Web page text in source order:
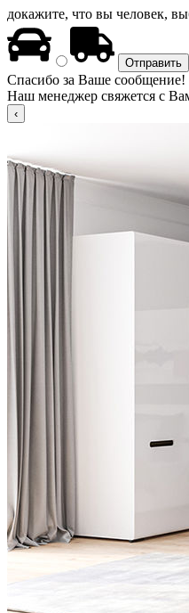
докажите, что вы человек,
Спасибо за Ваше сообщение!
Наш менеджер свяжется с